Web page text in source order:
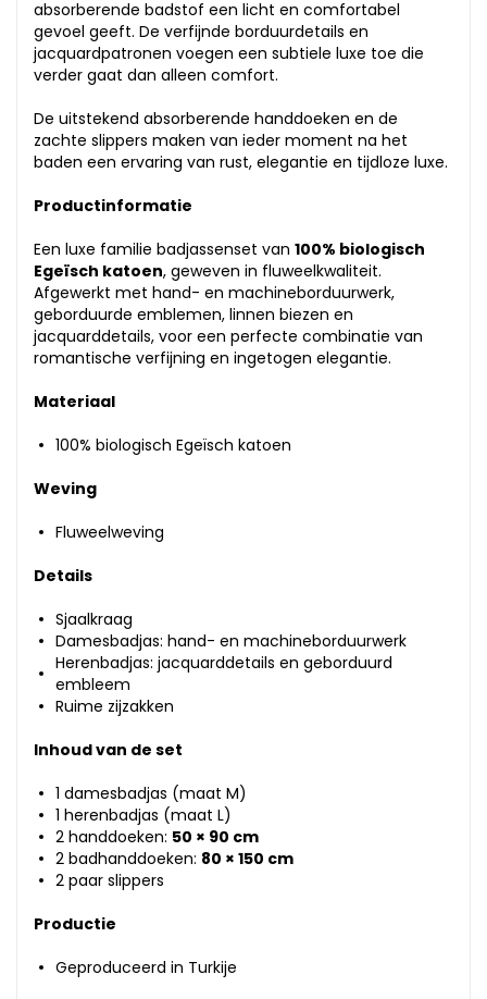
absorberende badstof een licht en comfortabel
gevoel geeft. De verfijnde borduurdetails en
jacquardpatronen voegen een subtiele luxe toe die
verder gaat dan alleen comfort.
De uitstekend absorberende handdoeken en de
zachte slippers maken van ieder moment na het
baden een ervaring van rust, elegantie en tijdloze luxe.
Productinformatie
Een luxe familie badjassenset van 100% biologisch
Egeïsch katoen, geweven in fluweelkwaliteit.
Afgewerkt met hand- en machineborduurwerk,
geborduurde emblemen, linnen biezen en
jacquarddetails, voor een perfecte combinatie van
romantische verfijning en ingetogen elegantie.
Materiaal
100% biologisch Egeïsch katoen
Weving
Fluweelweving
Details
Sjaalkraag
Damesbadjas: hand- en machineborduurwerk
Herenbadjas: jacquarddetails en geborduurd
embleem
Ruime zijzakken
Inhoud van de set
1 damesbadjas (maat M)
1 herenbadjas (maat L)
2 handdoeken: 50 × 90 cm
2 badhanddoeken: 80 × 150 cm
2 paar slippers
Productie
Geproduceerd in Turkije